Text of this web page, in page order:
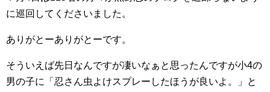
に巡回してくださいました。
ありがとーありがとーです。
そういえば先日なんですが凄いなぁと思ったんですが小4の
男の子に「忍さん虫よけスプレーしたほうが良いよ。」と